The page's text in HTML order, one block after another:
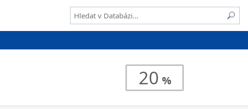
20